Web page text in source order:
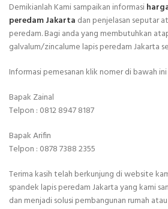
Demikianlah Kami sampaikan informasi
peredam Jakarta dan penjelasan seputar
peredam. Bagi anda yang membutuhkan
galvalum/zincalume lapis peredam Jakarta
Informasi pemesanan klik nomer di bawah ini
Bapak Zainal
Telpon : 0812 8947 8187
Bapak Arifin
Telpon : 0878 7388 2355
Terima kasih telah berkunjung di website
spandek lapis peredam Jakarta yang kami
dan menjadi solusi pembangunan rumah